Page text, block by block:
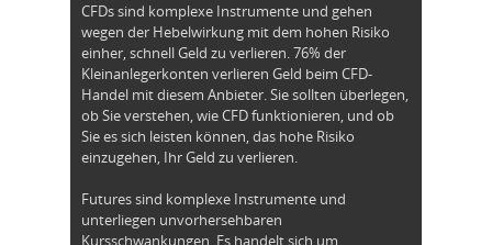
CFDs sind komplexe Instrumente und gehen
wegen der Hebelwirkung mit dem hohen Risiko
einher, schnell Geld zu verlieren. 76% der
Kleinanlegerkonten verlieren Geld beim CFD-
Handel mit diesem Anbieter. Sie sollten überlegen,
ob Sie verstehen, wie CFD funktionieren, und ob
Sie es sich leisten können, das hohe Risiko
einzugehen, Ihr Geld zu verlieren.
Futures sind komplexe Instrumente und
unterliegen unvorhersehbaren
Kursschwankungen. Es handelt sich um